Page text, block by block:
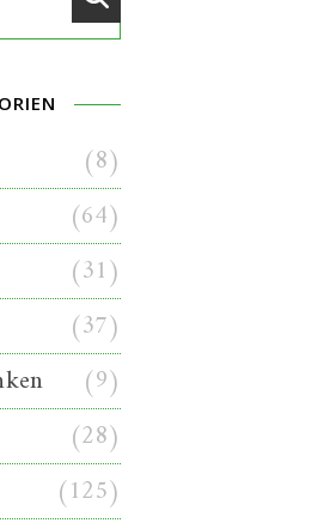
(8)
(64)
(31)
(37)
(9)
(28)
(125)